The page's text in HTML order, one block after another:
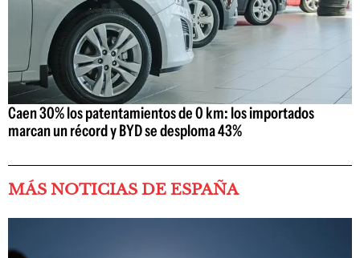
Caen 30% los patentamientos de 0 km: los importados
marcan un récord y BYD se desploma 43%
MÁS NOTICIAS DE ESPAÑA